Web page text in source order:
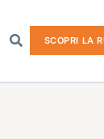
SCOPRI LA